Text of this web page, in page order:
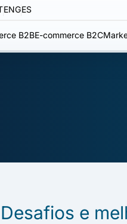
ENGES
B2BE-commerce B2C
Desafios e